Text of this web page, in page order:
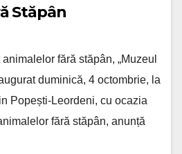
Stăpân
fără stăpân, „Muzeul
duminică, 4 octombrie, la
Popești-Leordeni, cu ocazia
fără stăpân, anunță